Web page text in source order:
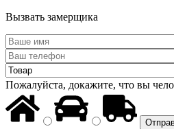
Вызвать замерщика
Пожалуйста, докажите, что вы